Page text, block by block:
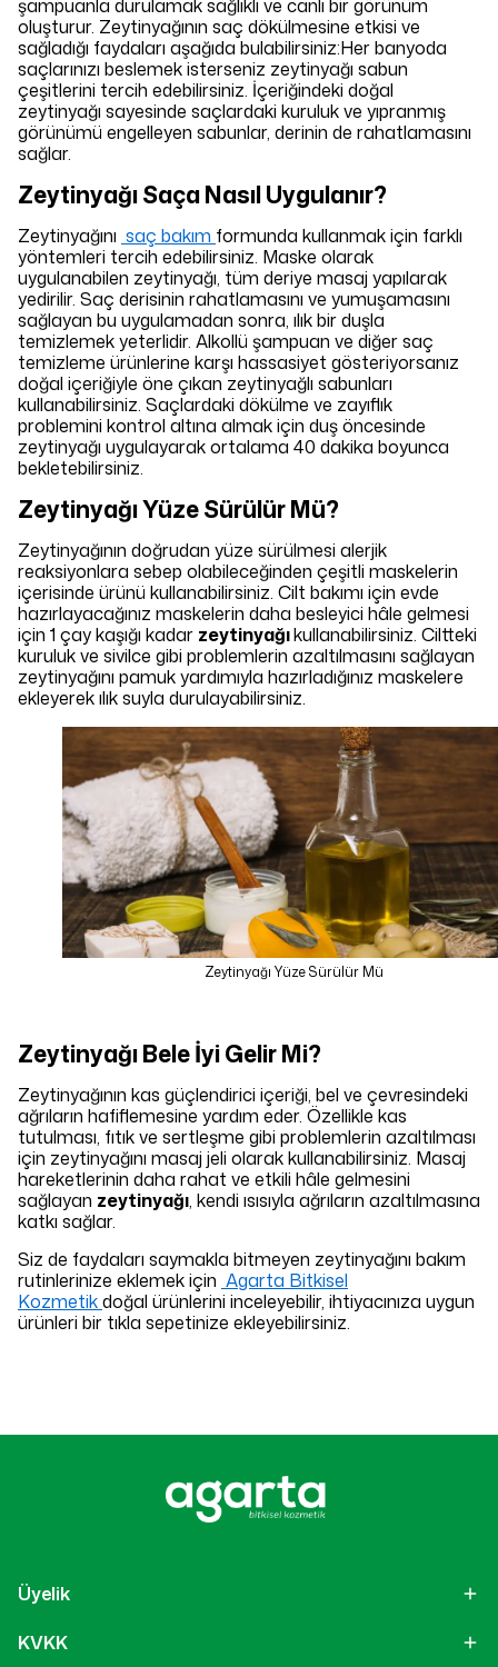
şampuanla durulamak sağlıklı ve canlı bir görünüm
oluşturur. Zeytinyağının saç dökülmesine etkisi ve
sağladığı faydaları aşağıda bulabilirsiniz:Her banyoda
saçlarınızı beslemek isterseniz zeytinyağı sabun
çeşitlerini tercih edebilirsiniz. İçeriğindeki doğal
zeytinyağı sayesinde saçlardaki kuruluk ve yıpranmış
görünümü engelleyen sabunlar, derinin de rahatlamasını
sağlar.
Zeytinyağı Saça Nasıl Uygulanır?
Zeytinyağını saç bakım formunda kullanmak için farklı
yöntemleri tercih edebilirsiniz. Maske olarak
uygulanabilen zeytinyağı, tüm deriye masaj yapılarak
yedirilir. Saç derisinin rahatlamasını ve yumuşamasını
sağlayan bu uygulamadan sonra, ılık bir duşla
temizlemek yeterlidir. Alkollü şampuan ve diğer saç
temizleme ürünlerine karşı hassasiyet gösteriyorsanız
doğal içeriğiyle öne çıkan zeytinyağlı sabunları
kullanabilirsiniz. Saçlardaki dökülme ve zayıflık
problemini kontrol altına almak için duş öncesinde
zeytinyağı uygulayarak ortalama 40 dakika boyunca
bekletebilirsiniz.
Zeytinyağı Yüze Sürülür Mü?
Zeytinyağının doğrudan yüze sürülmesi alerjik
reaksiyonlara sebep olabileceğinden çeşitli maskelerin
içerisinde ürünü kullanabilirsiniz. Cilt bakımı için evde
hazırlayacağınız maskelerin daha besleyici hâle gelmesi
için 1 çay kaşığı kadar zeytinyağıkullanabilirsiniz. Ciltteki
kuruluk ve sivilce gibi problemlerin azaltılmasını sağlayan
zeytinyağını pamuk yardımıyla hazırladığınız maskelere
ekleyerek ılık suyla durulayabilirsiniz.
Zeytinyağı Yüze Sürülür Mü
Zeytinyağı Bele İyi Gelir Mi?
Zeytinyağının kas güçlendirici içeriği, bel ve çevresindeki
ağrıların hafiflemesine yardım eder. Özellikle kas
tutulması, fıtık ve sertleşme gibi problemlerin azaltılması
için zeytinyağını masaj jeli olarak kullanabilirsiniz. Masaj
hareketlerinin daha rahat ve etkili hâle gelmesini
sağlayan zeytinyağı, kendi ısısıyla ağrıların azaltılmasına
katkı sağlar.
Siz de faydaları saymakla bitmeyen zeytinyağını bakım
rutinlerinize eklemek için Agarta Bitkisel
Kozmetikdoğal ürünlerini inceleyebilir, ihtiyacınıza uygun
ürünleri bir tıkla sepetinize ekleyebilirsiniz.
Üyelik
KVKK